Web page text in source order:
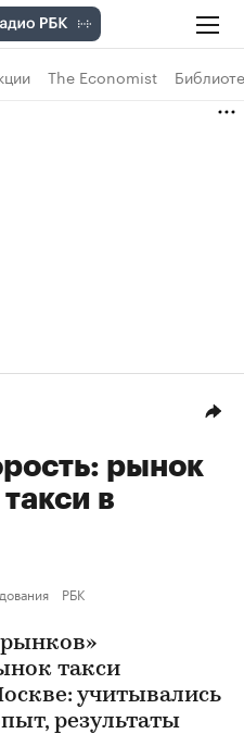
The Economist
рынок
в
РБК
такси
учитывались
результаты